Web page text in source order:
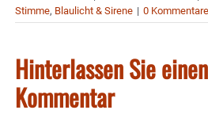
Stimme, Blaulicht & Sirene | 0 Kommentare
Hinterlassen Sie einen
Kommentar